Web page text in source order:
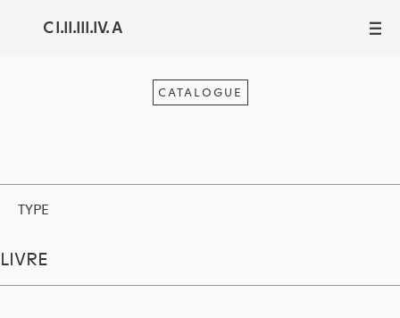
C I.II.III.IV. A III
CATALOGUE
TYPE
LIVRE